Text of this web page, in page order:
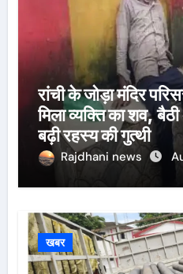
रांची के जोड़ा मंदिर
मिला व्यक्ति का शव,
बढ़ी रहस्य की गुत्थी
Rajdhani news
खबर